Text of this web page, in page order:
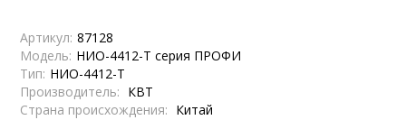
Артикул: 87128
Модель: НИО-4412-Т серия ПРОФИ
Тип: НИО-4412-Т
Производитель: КВТ
Страна происхождения: Китай